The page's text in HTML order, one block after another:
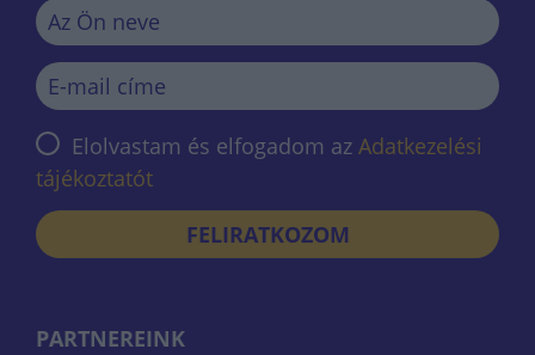
Elolvastam és elfogadom az Adatkezelési
tájékoztatót
FELIRATKOZOM
PARTNEREINK